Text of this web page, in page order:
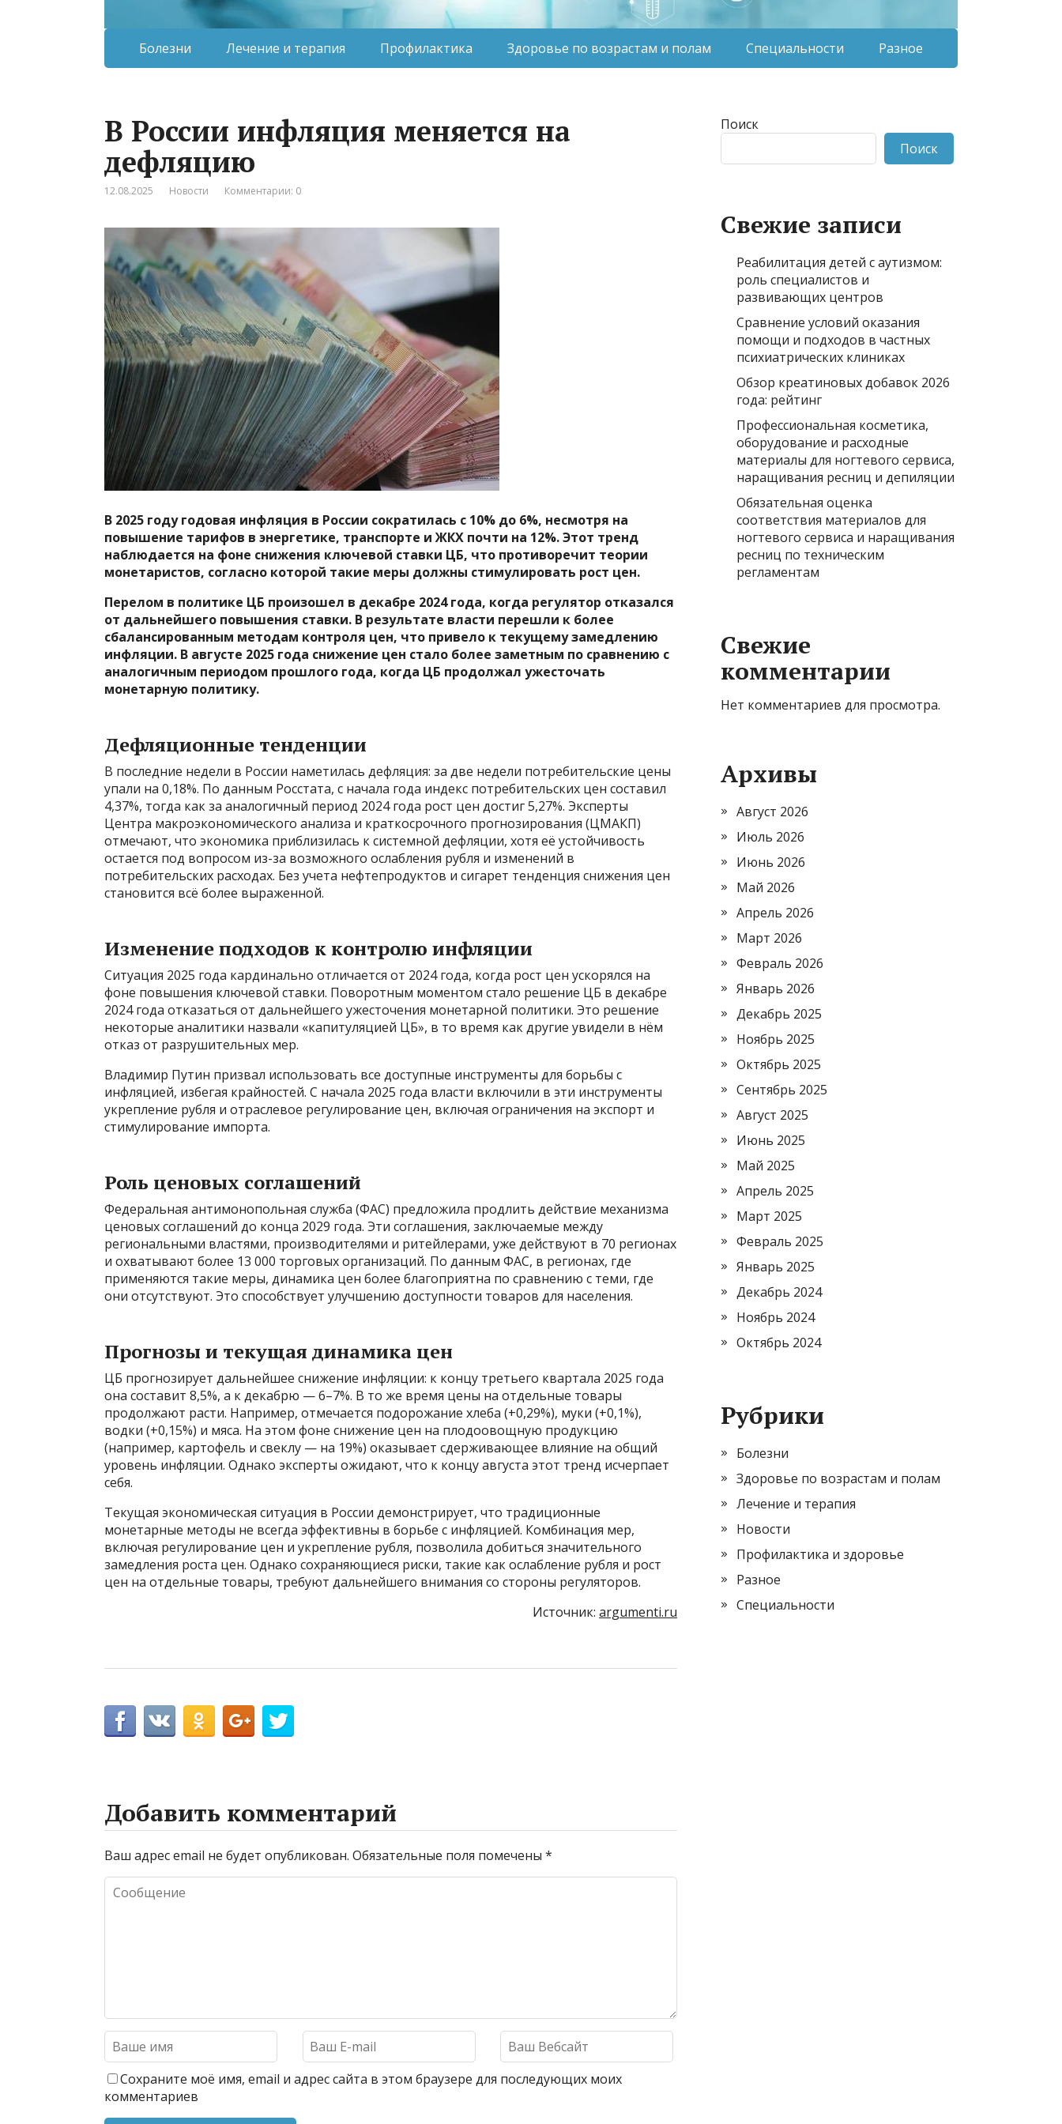
Болезни Лечение и терапия Профилактика Здоровье по возрастам и полам Специальности Разное
В России инфляция меняется на
дефляцию
12.08.2025 Новости Комментарии: 0
В 2025 году годовая инфляция в России сократилась с 10% до 6%, несмотря на
повышение тарифов в энергетике, транспорте и ЖКХ почти на 12%. Этот тренд
наблюдается на фоне снижения ключевой ставки ЦБ, что противоречит теории
монетаристов, согласно которой такие меры должны стимулировать рост цен.
Перелом в политике ЦБ произошел в декабре 2024 года, когда регулятор отказался
от дальнейшего повышения ставки. В результате власти перешли к более
сбалансированным методам контроля цен, что привело к текущему замедлению
инфляции. В августе 2025 года снижение цен стало более заметным по сравнению с
аналогичным периодом прошлого года, когда ЦБ продолжал ужесточать
монетарную политику.
Дефляционные тенденции
В последние недели в России наметилась дефляция: за две недели потребительские цены
упали на 0,18%. По данным Росстата, с начала года индекс потребительских цен составил
4,37%, тогда как за аналогичный период 2024 года рост цен достиг 5,27%. Эксперты
Центра макроэкономического анализа и краткосрочного прогнозирования (ЦМАКП)
отмечают, что экономика приблизилась к системной дефляции, хотя её устойчивость
остается под вопросом из-за возможного ослабления рубля и изменений в
потребительских расходах. Без учета нефтепродуктов и сигарет тенденция снижения цен
становится всё более выраженной.
Изменение подходов к контролю инфляции
Ситуация 2025 года кардинально отличается от 2024 года, когда рост цен ускорялся на
фоне повышения ключевой ставки. Поворотным моментом стало решение ЦБ в декабре
2024 года отказаться от дальнейшего ужесточения монетарной политики. Это решение
некоторые аналитики назвали «капитуляцией ЦБ», в то время как другие увидели в нём
отказ от разрушительных мер.
Владимир Путин призвал использовать все доступные инструменты для борьбы с
инфляцией, избегая крайностей. С начала 2025 года власти включили в эти инструменты
укрепление рубля и отраслевое регулирование цен, включая ограничения на экспорт и
стимулирование импорта.
Роль ценовых соглашений
Федеральная антимонопольная служба (ФАС) предложила продлить действие механизма
ценовых соглашений до конца 2029 года. Эти соглашения, заключаемые между
региональными властями, производителями и ритейлерами, уже действуют в 70 регионах
и охватывают более 13 000 торговых организаций. По данным ФАС, в регионах, где
применяются такие меры, динамика цен более благоприятна по сравнению с теми, где
они отсутствуют. Это способствует улучшению доступности товаров для населения.
Прогнозы и текущая динамика цен
ЦБ прогнозирует дальнейшее снижение инфляции: к концу третьего квартала 2025 года
она составит 8,5%, а к декабрю — 6–7%. В то же время цены на отдельные товары
продолжают расти. Например, отмечается подорожание хлеба (+0,29%), муки (+0,1%),
водки (+0,15%) и мяса. На этом фоне снижение цен на плодоовощную продукцию
(например, картофель и свеклу — на 19%) оказывает сдерживающее влияние на общий
уровень инфляции. Однако эксперты ожидают, что к концу августа этот тренд исчерпает
себя.
Текущая экономическая ситуация в России демонстрирует, что традиционные
монетарные методы не всегда эффективны в борьбе с инфляцией. Комбинация мер,
включая регулирование цен и укрепление рубля, позволила добиться значительного
замедления роста цен. Однако сохраняющиеся риски, такие как ослабление рубля и рост
цен на отдельные товары, требуют дальнейшего внимания со стороны регуляторов.
Источник: argumenti.ru
Добавить комментарий
Ваш адрес email не будет опубликован. Обязательные поля помечены *
Сохраните моё имя, email и адрес сайта в этом браузере для последующих моих
комментариев
Поиск
Поиск
Свежие записи
Реабилитация детей с аутизмом:
роль специалистов и
развивающих центров
Сравнение условий оказания
помощи и подходов в частных
психиатрических клиниках
Обзор креатиновых добавок 2026
года: рейтинг
Профессиональная косметика,
оборудование и расходные
материалы для ногтевого сервиса,
наращивания ресниц и депиляции
Обязательная оценка
соответствия материалов для
ногтевого сервиса и наращивания
ресниц по техническим
регламентам
Свежие
комментарии
Нет комментариев для просмотра.
Архивы
Август 2026
Июль 2026
Июнь 2026
Май 2026
Апрель 2026
Март 2026
Февраль 2026
Январь 2026
Декабрь 2025
Ноябрь 2025
Октябрь 2025
Сентябрь 2025
Август 2025
Июнь 2025
Май 2025
Апрель 2025
Март 2025
Февраль 2025
Январь 2025
Декабрь 2024
Ноябрь 2024
Октябрь 2024
Рубрики
Болезни
Здоровье по возрастам и полам
Лечение и терапия
Новости
Профилактика и здоровье
Разное
Специальности